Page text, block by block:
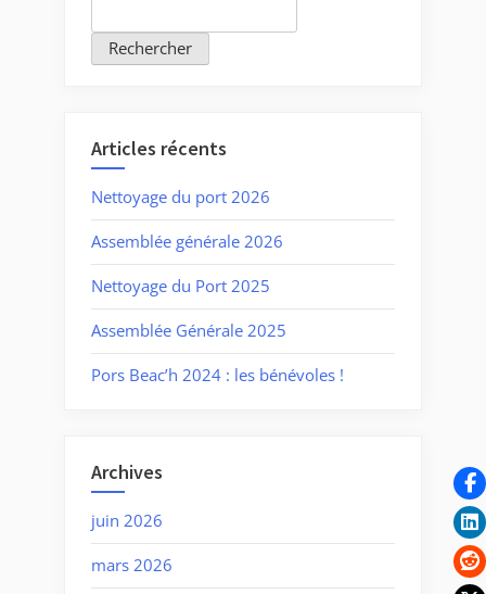
Rechercher
Articles récents
Nettoyage du port 2026
Assemblée générale 2026
Nettoyage du Port 2025
Assemblée Générale 2025
Pors Beac’h 2024 : les bénévoles !
Archives
juin 2026
mars 2026